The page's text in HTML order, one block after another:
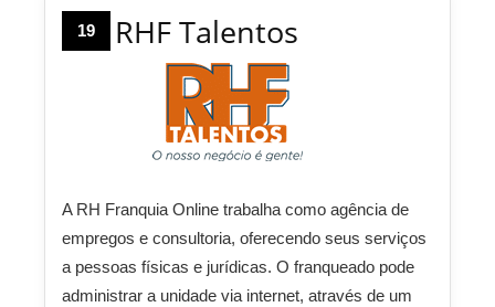
19 RHF Talentos
A RH Franquia Online trabalha como agência de
empregos e consultoria, oferecendo seus serviços
a pessoas físicas e jurídicas. O franqueado pode
administrar a unidade via internet, através de um